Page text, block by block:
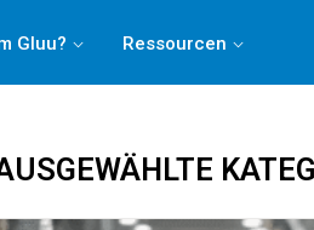
Gluu? Ressourcen
Benchmark 2025, indem Sie